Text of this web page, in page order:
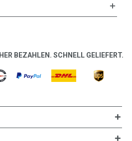
BEZAHLEN. SCHNELL GELIEFERT.